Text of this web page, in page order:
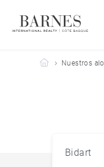
Barnes Côte
Nuestros
Bidart